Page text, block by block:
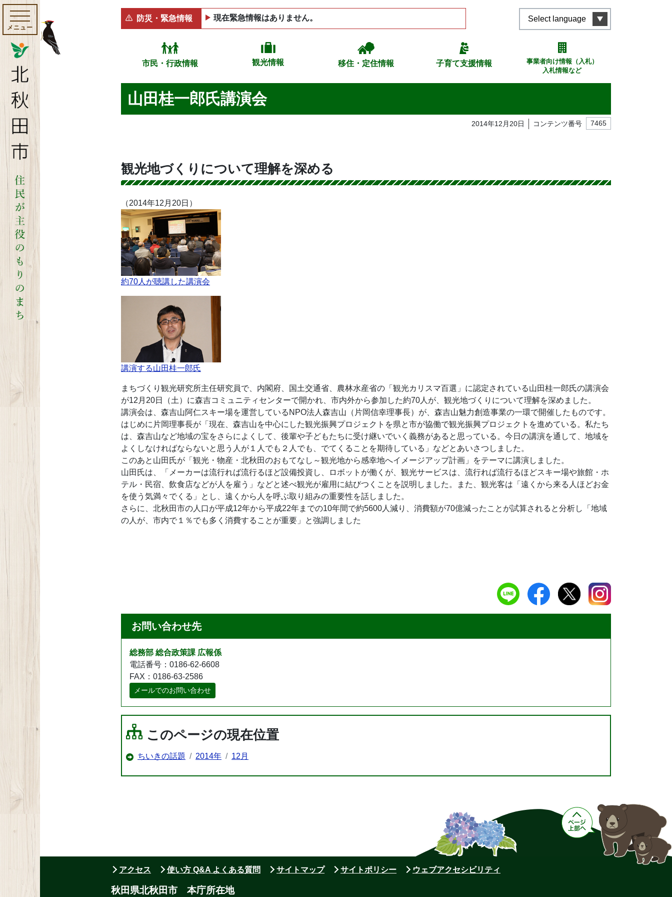
メニュー
防災・緊急情報 現在緊急情報はありません。 Select language
市民・行政情報 観光情報 移住・定住情報 子育て支援情報
事業者向け情報（入札）
入札情報など
山田桂一郎氏講演会
2014年12月20日 コンテンツ番号 7465
観光地づくりについて理解を深める
（2014年12月20日）
約70人が聴講した講演会
講演する山田桂一郎氏
まちづくり観光研究所主任研究員で、内閣府、国土交通省、農林水産省の「観光カリスマ百選」に認定されている山田桂一郎氏の講演会
が12月20日（土）に森吉コミュニティセンターで開かれ、市内外から参加した約70人が、観光地づくりについて理解を深めました。
講演会は、森吉山阿仁スキー場を運営しているNPO法人森吉山（片岡信幸理事長）が、森吉山魅力創造事業の一環で開催したものです。
はじめに片岡理事長が「現在、森吉山を中心にした観光振興プロジェクトを県と市が協働で観光振興プロジェクトを進めている。私たち
は、森吉山など地域の宝をさらによくして、後輩や子どもたちに受け継いでいく義務があると思っている。今日の講演を通して、地域を
よくしなければならないと思う人が１人でも２人でも、でてくることを期待している」などとあいさつしました。
このあと山田氏が「観光・物産・北秋田のおもてなし～観光地から感幸地へイメージアップ計画」をテーマに講演しました。
山田氏は、「メーカーは流行れば流行るほど設備投資し、ロボットが働くが、観光サービスは、流行れば流行るほどスキー場や旅館・ホ
テル・民宿、飲食店などが人を雇う」などと述べ観光が雇用に結びつくことを説明しました。また、観光客は「遠くから来る人ほどお金
を使う気満々でくる」とし、遠くから人を呼ぶ取り組みの重要性を話しました。
さらに、北秋田市の人口が平成12年から平成22年までの10年間で約5600人減り、消費額が70億減ったことが試算されると分析し「地域
の人が、市内で１％でも多く消費することが重要」と強調しました
お問い合わせ先
総務部 総合政策課 広報係
電話番号：0186-62-6608
FAX：0186-63-2586
メールでのお問い合わせ
このページの現在位置
ちいきの話題 2014年 12月
アクセス 使い方 Q&A よくある質問 サイトマップ サイトポリシー ウェブアクセシビリティ
秋田県北秋田市 本庁所在地